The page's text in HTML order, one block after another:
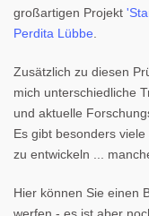
großartigen Projekt
Perdita Lübbe
Zusätzlich zu diesen
mich unterschiedliche
und aktuelle
Es gibt besonders
zu entwickeln ...
Hier können Sie einen
werfen - es ist aber